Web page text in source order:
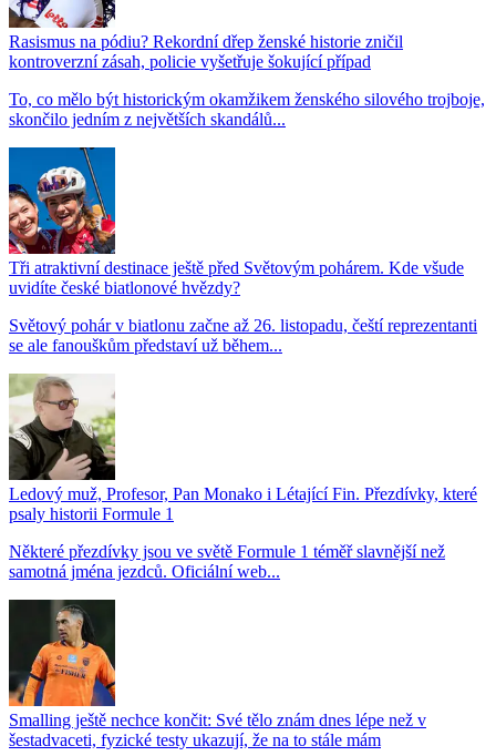
Rasismus na pódiu? Rekordní dřep ženské historie zničil
kontroverzní zásah, policie vyšetřuje šokující případ
To, co mělo být historickým okamžikem ženského silového trojboje,
skončilo jedním z největších skandálů...
Tři atraktivní destinace ještě před Světovým pohárem. Kde všude
uvidíte české biatlonové hvězdy?
Světový pohár v biatlonu začne až 26. listopadu, čeští reprezentanti
se ale fanouškům představí už během...
Ledový muž, Profesor, Pan Monako i Létající Fin. Přezdívky, které
psaly historii Formule 1
Některé přezdívky jsou ve světě Formule 1 téměř slavnější než
samotná jména jezdců. Oficiální web...
Smalling ještě nechce končit: Své tělo znám dnes lépe než v
šestadvaceti, fyzické testy ukazují, že na to stále mám